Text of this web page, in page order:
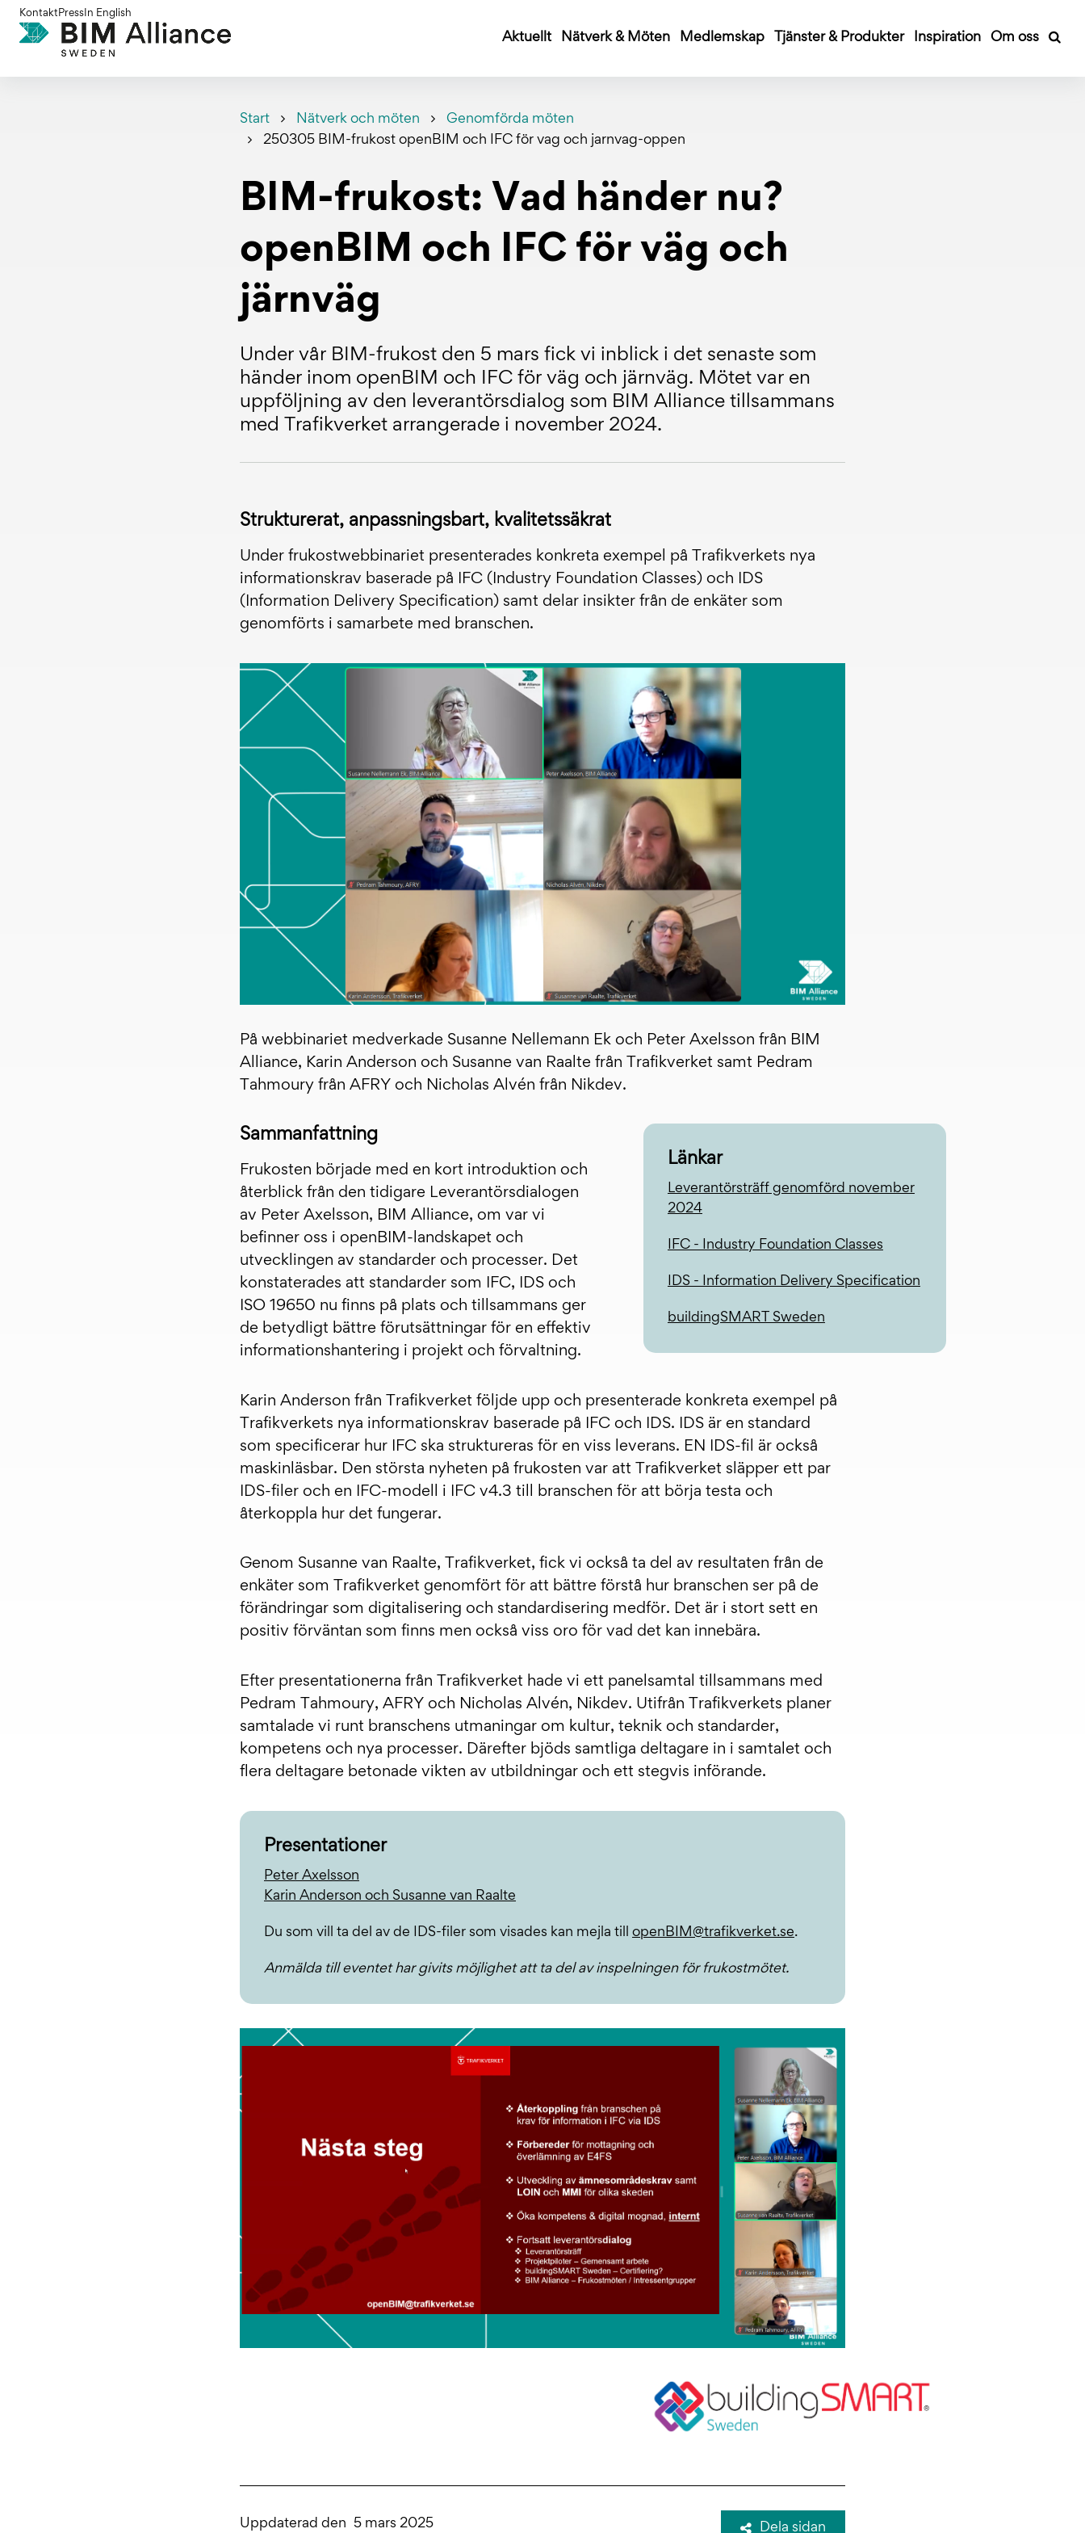
innehållet
Kontakt Press In English
Aktuellt Nätverk & Möten Medlemskap Tjänster & Produkter Inspiration Om oss
Start Nätverk och möten
Genomförda möten
250305 BIM-frukost openBIM och IFC för vag och jarnvag-oppen
BIM-frukost: Vad händer nu?
openBIM och IFC för väg och
järnväg
Under vår BIM-frukost den 5 mars fick vi inblick i det senaste som
händer inom openBIM och IFC för väg och järnväg. Mötet var en
uppföljning av den leverantörsdialog som BIM Alliance tillsammans
med Trafikverket arrangerade i november 2024.
Strukturerat, anpassningsbart, kvalitetssäkrat
Under frukostwebbinariet presenterades konkreta exempel på Trafikverkets nya
informationskrav baserade på IFC (Industry Foundation Classes) och IDS
(Information Delivery Specification) samt delar insikter från de enkäter som
genomförts i samarbete med branschen.
På webbinariet medverkade Susanne Nellemann Ek och Peter Axelsson från BIM
Alliance, Karin Anderson och Susanne van Raalte från Trafikverket samt Pedram
Tahmoury från AFRY och Nicholas Alvén från Nikdev.
Länkar
Leverantörsträff genomförd november
2024
IFC - Industry Foundation Classes
IDS - Information Delivery Specification
buildingSMART Sweden
Sammanfattning
Frukosten började med en kort introduktion och
återblick från den tidigare Leverantörsdialogen
av Peter Axelsson, BIM Alliance, om var vi
befinner oss i openBIM-landskapet och
utvecklingen av standarder och processer. Det
konstaterades att standarder som IFC, IDS och
ISO 19650 nu finns på plats och tillsammans ger
de betydligt bättre förutsättningar för en effektiv
informationshantering i projekt och förvaltning.
Karin Anderson från Trafikverket följde upp och presenterade konkreta exempel på
Trafikverkets nya informationskrav baserade på IFC och IDS. IDS är en standard
som specificerar hur IFC ska struktureras för en viss leverans. EN IDS-fil är också
maskinläsbar. Den största nyheten på frukosten var att Trafikverket släpper ett par
IDS-filer och en IFC-modell i IFC v4.3 till branschen för att börja testa och
återkoppla hur det fungerar.
Genom Susanne van Raalte, Trafikverket, fick vi också ta del av resultaten från de
enkäter som Trafikverket genomfört för att bättre förstå hur branschen ser på de
förändringar som digitalisering och standardisering medför. Det är i stort sett en
positiv förväntan som finns men också viss oro för vad det kan innebära.
Efter presentationerna från Trafikverket hade vi ett panelsamtal tillsammans med
Pedram Tahmoury, AFRY och Nicholas Alvén, Nikdev. Utifrån Trafikverkets planer
samtalade vi runt branschens utmaningar om kultur​, teknik och standarder​,
kompetens och nya processer. Därefter bjöds samtliga deltagare in i samtalet och
flera deltagare betonade vikten av utbildningar och ett stegvis införande.
Presentationer
Peter Axelsson
Karin Anderson och Susanne van Raalte
Du som vill ta del av de IDS-filer som visades kan mejla till openBIM@trafikverket.se.
Anmälda till eventet har givits möjlighet att ta del av inspelningen för frukostmötet.
Uppdaterad den 5 mars 2025 Dela sidan